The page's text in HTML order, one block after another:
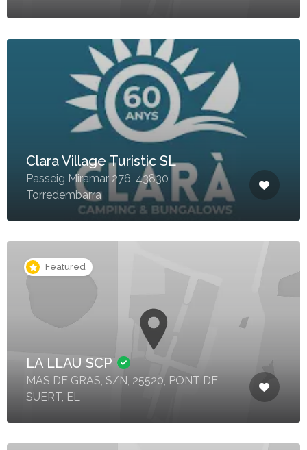
Clara Village Turistic SL
Passeig Miramar 276, 43830
Torredembarra
Featured
LA LLAU SCP
MAS DE GRAS, S/N, 25520, PONT DE
SUERT, EL